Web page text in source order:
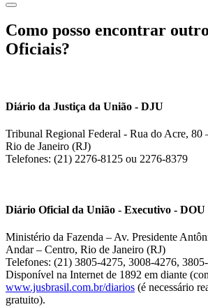
Como posso encontrar
Oficiais?
Diário da Justiça da União - DJU
Tribunal Regional Federal - Rua do Acre, 80
Rio de Janeiro (RJ)
Telefones: (21) 2276-8125 ou 2276-8379
Diário Oficial da União - Executivo - DOU
Ministério da Fazenda – Av. Presidente
Andar – Centro, Rio de Janeiro (RJ)
Telefones: (21) 3805-4275, 3008-4276,
Disponível na Internet de 1892 em diante
www.jusbrasil.com.br/diarios (é necessário
gratuito).